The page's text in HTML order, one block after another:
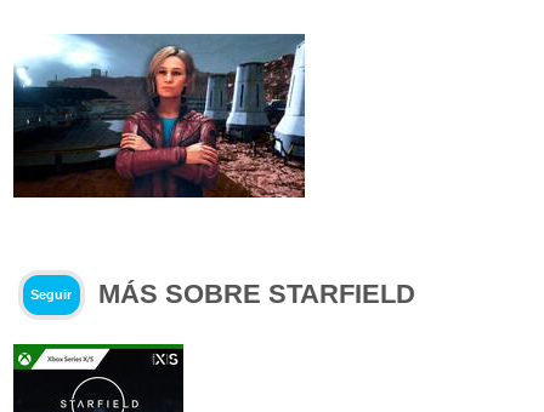
Seguir MÁS SOBRE STARFIELD